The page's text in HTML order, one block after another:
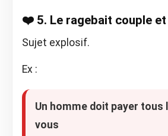
❤️ 5. Le ragebait couple
Sujet explosif.
Ex :
Un homme doit payer tous
vous